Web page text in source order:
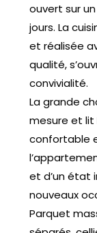
ouvert sur
jours. La
et réalisée
qualité,
convivialité.
La grande
mesure et lit
confortable
et d’un état
nouveaux
Parquet